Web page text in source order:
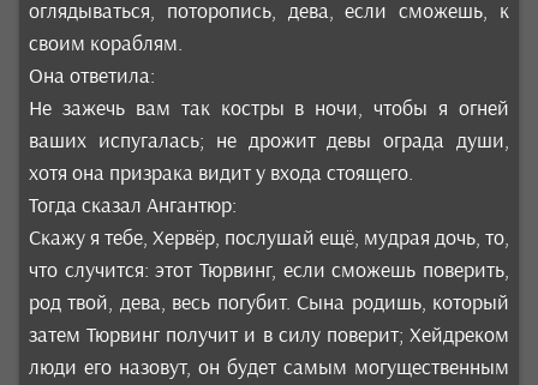
оглядываться, поторопись, дева, если сможешь, к
своим кораблям.
Она ответила:
Не зажечь вам так костры в ночи, чтобы я огней
ваших испугалась; не дрожит девы ограда души,
хотя она призрака видит у входа стоящего.
Тогда сказал Ангантюр:
Скажу я тебе, Хервёр, послушай ещё, мудрая дочь, то,
что случится: этот Тюрвинг, если сможешь поверить,
род твой, дева, весь погубит. Сына родишь, который
затем Тюрвинг получит и в силу поверит; Хейдреком
люди его назовут, он будет самым могущественным